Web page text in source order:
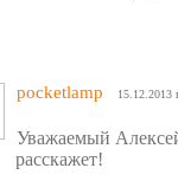
pocketlamp 15.12.2013
Уважаемый
расскажет!